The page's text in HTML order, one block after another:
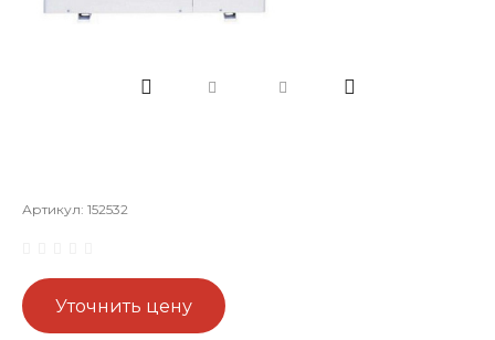
Артикул: 152532
Уточнить цену